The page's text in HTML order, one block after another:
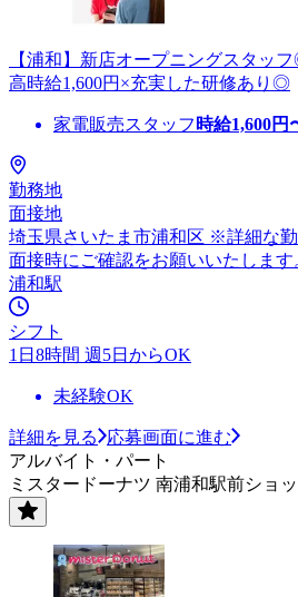
【浦和】新店オープニングスタッ
高時給1,600円×充実した研修あり◎
家電販売スタッフ 時給1,600円
勤務地
面接地
埼玉県さいたま市浦和区 ※詳細な勤
面接時にご確認をお願いいたします
浦和駅
シフト
1日8時間 週5日からOK
未経験OK
詳細を見る
応募画面に進む
アルバイト・パート
ミスタードーナツ 南浦和駅前ショ